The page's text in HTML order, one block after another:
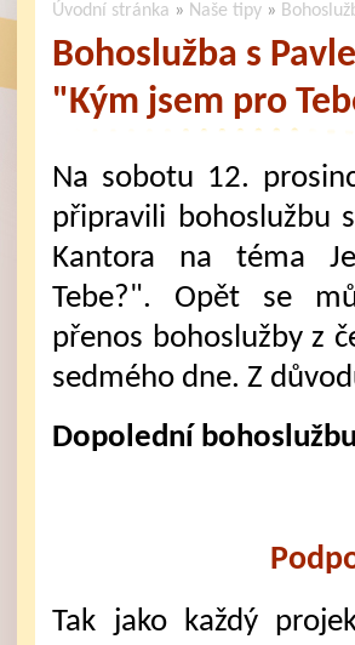
Úvodní stránka » Naše tipy »
Bohoslužba s
"Kým jsem pro
Na sobotu 12.
připravili bohoslužbu
Kantora na téma
Tebe?". Opět se
přenos bohoslužby z
sedmého dne. Z
Dopolední
Tak jako každý